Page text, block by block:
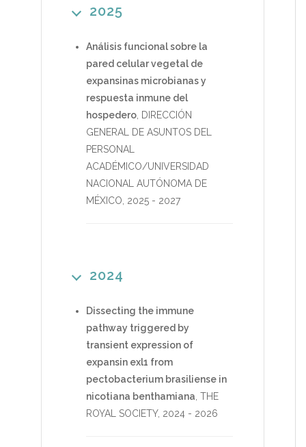
2025
Análisis funcional sobre la
pared celular vegetal de
expansinas microbianas y
respuesta inmune del
hospedero DIRECCIÓN
GENERAL DE ASUNTOS DEL
PERSONAL
ACADÉMICO/UNIVERSIDAD
NACIONAL AUTÓNOMA DE
MÉXICO 2025 - 2027
2024
Dissecting the immune
pathway triggered by
transient expression of
expansin exl1 from
pectobacterium brasiliense in
nicotiana benthamiana THE
ROYAL SOCIETY, 2024 - 2026